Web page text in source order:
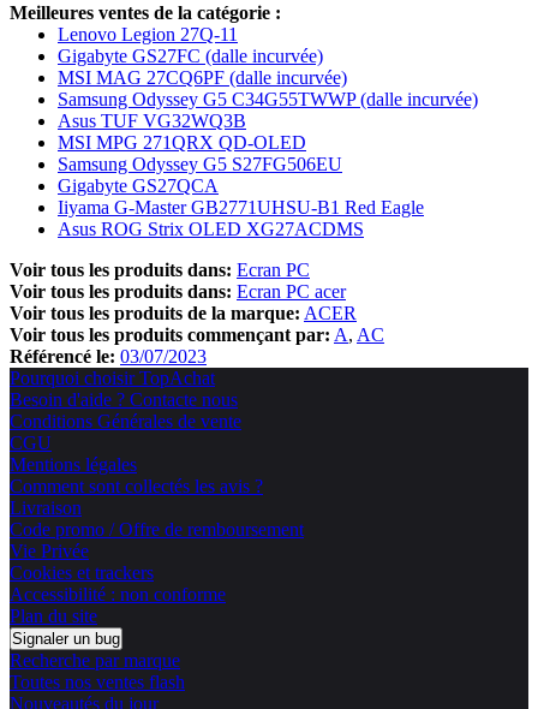
Meilleures ventes de la catégorie :
Lenovo Legion 27Q-11
Gigabyte GS27FC (dalle incurvée)
MSI MAG 27CQ6PF (dalle incurvée)
Samsung Odyssey G5 C34G55TWWP (dalle incurvée)
Asus TUF VG32WQ3B
MSI MPG 271QRX QD-OLED
Samsung Odyssey G5 S27FG506EU
Gigabyte GS27QCA
Iiyama G-Master GB2771UHSU-B1 Red Eagle
Asus ROG Strix OLED XG27ACDMS
Voir tous les produits dans: Ecran PC
Voir tous les produits dans: Ecran PC acer
Voir tous les produits de la marque: ACER
Voir tous les produits commençant par: A AC
Référencé le: 03/07/2023
Pourquoi choisir TopAchat
Besoin d'aide ? Contacte nous
Conditions Générales de vente
CGU
Mentions légales
Comment sont collectés les avis ?
Livraison
Code promo / Offre de remboursement
Vie Privée
Cookies et trackers
Accessibilité : non conforme
Plan du site
Signaler un bug
Recherche par marque
Toutes nos ventes flash
Nouveautés du jour